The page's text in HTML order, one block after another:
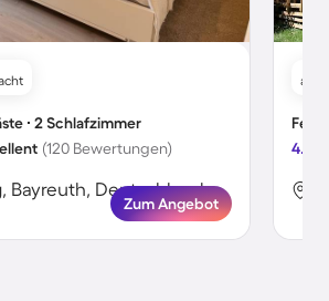
∙ 2 Schlafzimmer
(120 Bewertungen)
Bayreuth, Deutschland
Zum Angebot
ab
4.3